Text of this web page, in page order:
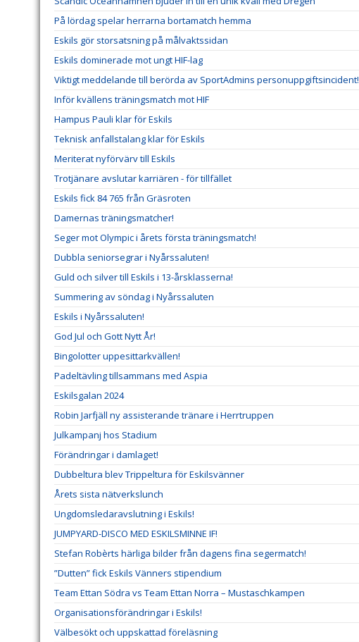
På lördag spelar herrarna bortamatch hemma
Eskils gör storsatsning på målvaktssidan
Eskils dominerade mot ungt HIF-lag
Viktigt meddelande till berörda av SportAdmins personuppgiftsincident!
Inför kvällens träningsmatch mot HIF
Hampus Pauli klar för Eskils
Teknisk anfallstalang klar för Eskils
Meriterat nyförvärv till Eskils
Trotjänare avslutar karriären - för tillfället
Eskils fick 84 765 från Gräsroten
Damernas träningsmatcher!
Seger mot Olympic i årets första träningsmatch!
Dubbla seniorsegrar i Nyårssaluten!
Guld och silver till Eskils i 13-årsklasserna!
Summering av söndag i Nyårssaluten
Eskils i Nyårssaluten!
God Jul och Gott Nytt År!
Bingolotter uppesittarkvällen!
Padeltävling tillsammans med Aspia
Eskilsgalan 2024
Robin Jarfjäll ny assisterande tränare i Herrtruppen
Julkampanj hos Stadium
Förändringar i damlaget!
Dubbeltura blev Trippeltura för Eskilsvänner
Årets sista nätverkslunch
Ungdomsledaravslutning i Eskils!
JUMPYARD-DISCO MED ESKILSMINNE IF!
Stefan Robèrts härliga bilder från dagens fina segermatch!
”Dutten” fick Eskils Vänners stipendium
Team Ettan Södra vs Team Ettan Norra – Mustaschkampen
Organisationsförändringar i Eskils!
Välbesökt och uppskattad föreläsning